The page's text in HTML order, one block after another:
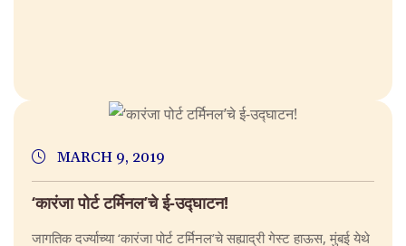
MARCH 9, 2019
‘कारंजा पोर्ट टर्मिनल’चे ई-उद्घाटन!
जागतिक दर्ज्याच्या ‘कारंजा पोर्ट टर्मिनल’चे सह्याद्री गेस्ट हाऊस, मुंबई येथे